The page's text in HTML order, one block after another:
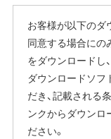
お客様が以下のダ
同意する場合にの
をダウンロードし
ダウンロードソフ
だき、記載される
ンクからダウンロ
ださい。